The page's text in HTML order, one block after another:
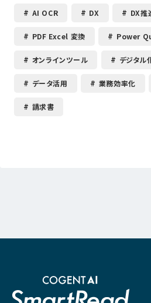
AI OCR DX DX推
PDF Excel 変換 Power
オンラインツール デジタル
データ活用 業務効率化
請求書